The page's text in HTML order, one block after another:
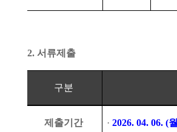
2. 서류제출
구분
제출기간 · 2026. 04. 06. (월